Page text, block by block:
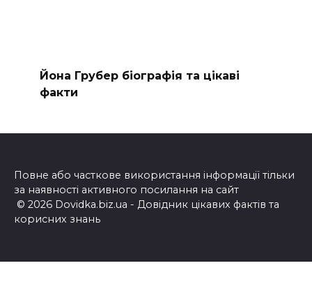
Йона Грубер біографія та цікаві
факти
Повне або часткове використання інформації тільки
за наявності активного посилання на сайт
© 2026 Dovidka.biz.ua - Довідник цікавих фактів та
корисних знань